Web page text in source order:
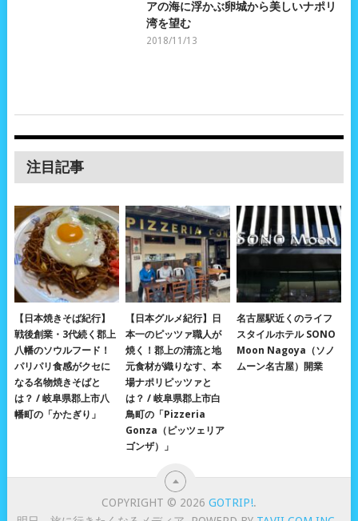
アの海に浮かぶ卵城から美しいナポリ
湾を望む
2018/11/13
注目記事
【日本焼きそば紀行】
戦後創業・3代続く郡上
八幡のソウルフード！
パリパリ食感がクセに
なる名物焼きそばと
は？ / 岐阜県郡上市八
幡町の「かたぎり」
【日本グルメ紀行】日
本一のピッツァ職人が
焼く！郡上の清流と地
元食材が織りなす、本
場ナポリピッツァと
は？ / 岐阜県郡上市白
鳥町の「Pizzeria
Gonza（ピッツェリア
ゴンザ）」
名古屋駅近くのライフ
スタイルホテル SONO
Moon Nagoya（ソノ
ムーン名古屋）開業
COPYRIGHT © 2026GOTRIP!.